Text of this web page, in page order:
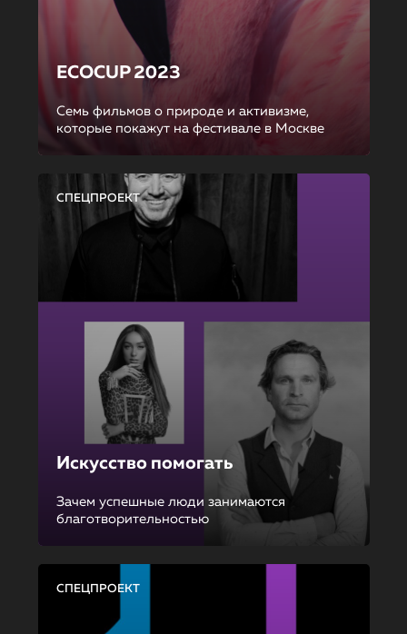
ECOCUP 2023
Семь фильмов о природе и активизме,
которые покажут на фестивале в Москве
СПЕЦПРОЕКТ
Искусство помогать
Зачем успешные люди занимаются
благотворительностью
СПЕЦПРОЕКТ